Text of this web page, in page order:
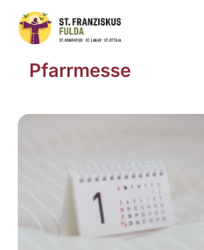
Pfarrmesse